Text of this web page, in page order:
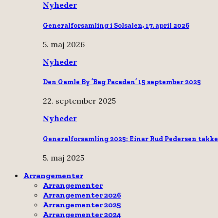
Nyheder
Generalforsamling i Solsalen, 17. april 2026
5. maj 2026
Nyheder
Den Gamle By ’Bag Facaden’ 15 september 2025
22. september 2025
Nyheder
Generalforsamling 2025: Einar Rud Pedersen
5. maj 2025
Arrangementer
Arrangementer
Arrangementer 2026
Arrangementer 2025
Arrangementer 2024